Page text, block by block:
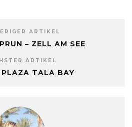
ARTIKEL
– ZELL AM SEE
ARTIKEL
PLAZA TALA BAY